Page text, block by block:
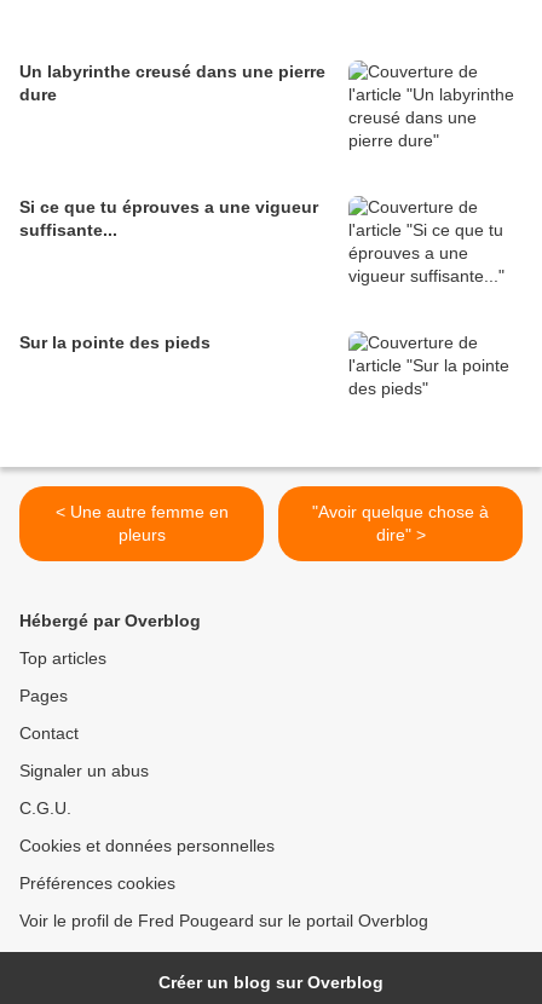
Un labyrinthe creusé dans une pierre
dure
Si ce que tu éprouves a une vigueur
suffisante...
Sur la pointe des pieds
< Une autre femme en
pleurs
"Avoir quelque chose à
dire" >
Hébergé par Overblog
Top articles
Pages
Contact
Signaler un abus
C.G.U.
Cookies et données personnelles
Préférences cookies
Voir le profil de Fred Pougeard sur le portail Overblog
Créer un blog sur Overblog